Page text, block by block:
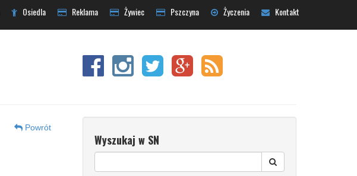
Osiedla Reklama Żywiec Pszczyna Życzenia Kontakt
Powrót
Wyszukaj w SN